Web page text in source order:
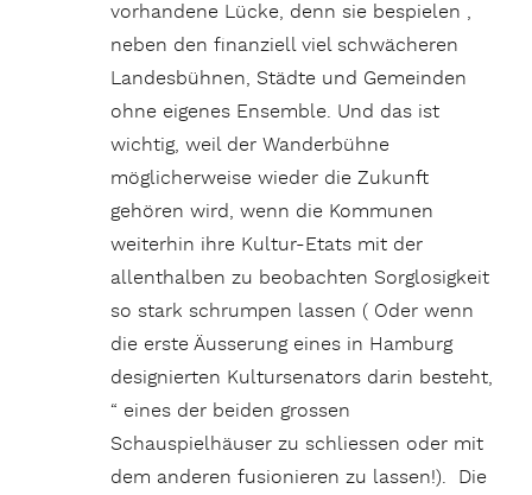
vorhandene Lücke, denn sie bespielen ,
neben den finanziell viel schwächeren
Landesbühnen, Städte und Gemeinden
ohne eigenes Ensemble. Und das ist
wichtig, weil der Wanderbühne
möglicherweise wieder die Zukunft
gehören wird, wenn die Kommunen
weiterhin ihre Kultur-Etats mit der
allenthalben zu beobachten Sorglosigkeit
so stark schrumpen lassen ( Oder wenn
die erste Äusserung eines in Hamburg
designierten Kultursenators darin besteht,
“ eines der beiden grossen
Schauspielhäuser zu schliessen oder mit
dem anderen fusionieren zu lassen!). Die